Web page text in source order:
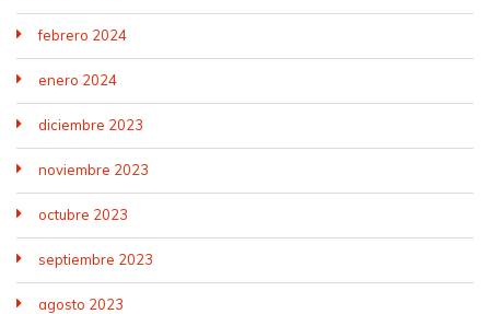
febrero 2024
enero 2024
diciembre 2023
noviembre 2023
octubre 2023
septiembre 2023
agosto 2023